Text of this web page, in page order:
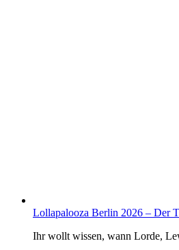
Lollapalooza Berlin 2026 – Der
Ihr wollt wissen, wann Lorde,